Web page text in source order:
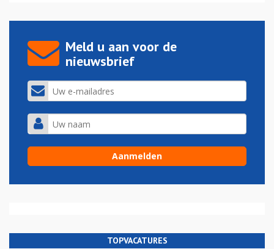
Meld u aan voor de
nieuwsbrief
TOPVACATURES